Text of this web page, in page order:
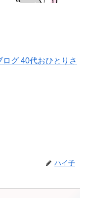
ハイ子